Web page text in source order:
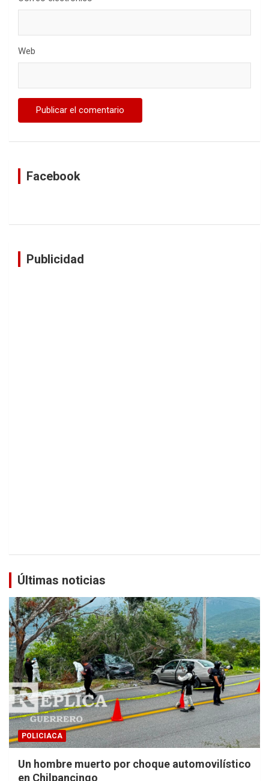
Web
Facebook
Publicidad
Últimas noticias
POLICIACA
Un hombre muerto por choque automovilístico
en Chilpancingo